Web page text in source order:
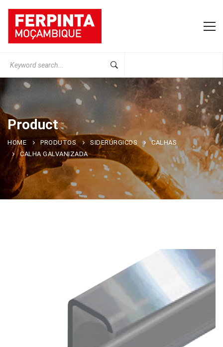
for:
Product
HOME PRODUTOS SIDERÚRGICOS
CALHAS
CALHA GALVANIZADA